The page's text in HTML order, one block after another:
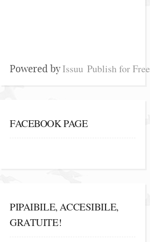
Powered byIssuu Publish for Free
FACEBOOK PAGE
PIPAIBILE, ACCESIBILE,
GRATUITE!